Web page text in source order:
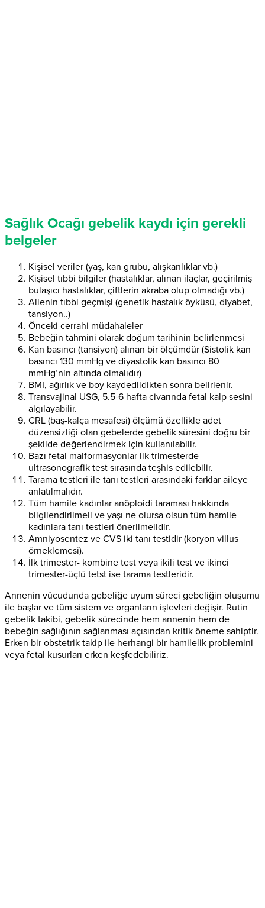
Sağlık Ocağı gebelik kaydı için gerekli
belgeler
Kişisel veriler (yaş, kan grubu, alışkanlıklar vb.)
Kişisel tıbbi bilgiler (hastalıklar, alınan ilaçlar, geçirilmiş
bulaşıcı hastalıklar, çiftlerin akraba olup olmadığı vb.)
Ailenin tıbbi geçmişi (genetik hastalık öyküsü, diyabet,
tansiyon..)
Önceki cerrahi müdahaleler
Bebeğin tahmini olarak doğum tarihinin belirlenmesi
Kan basıncı (tansiyon) alınan bir ölçümdür (Sistolik kan
basıncı 130 mmHg ve diyastolik kan basıncı 80
mmHg’nin altında olmalıdır)
BMI, ağırlık ve boy kaydedildikten sonra belirlenir.
Transvajinal USG, 5.5-6 hafta civarında fetal kalp sesini
algılayabilir.
CRL (baş-kalça mesafesi) ölçümü özellikle adet
düzensizliği olan gebelerde gebelik süresini doğru bir
şekilde değerlendirmek için kullanılabilir.
Bazı fetal malformasyonlar ilk trimesterde
ultrasonografik test sırasında teşhis edilebilir.
Tarama testleri ile tanı testleri arasındaki farklar aileye
anlatılmalıdır.
Tüm hamile kadınlar anöploidi taraması hakkında
bilgilendirilmeli ve yaşı ne olursa olsun tüm hamile
kadınlara tanı testleri önerilmelidir.
Amniyosentez ve CVS iki tanı testidir (koryon villus
örneklemesi).
İlk trimester- kombine test veya ikili test ve ikinci
trimester-üçlü tetst ise tarama testleridir.
Annenin vücudunda gebeliğe uyum süreci gebeliğin oluşumu
ile başlar ve tüm sistem ve organların işlevleri değişir. Rutin
gebelik takibi, gebelik sürecinde hem annenin hem de
bebeğin sağlığının sağlanması açısından kritik öneme sahiptir.
Erken bir obstetrik takip ile herhangi bir hamilelik problemini
veya fetal kusurları erken keşfedebiliriz.